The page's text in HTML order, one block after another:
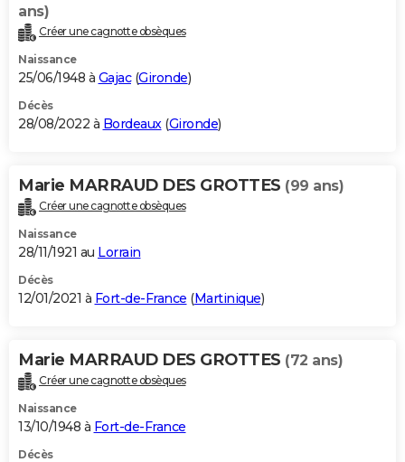
ans)
Créer une cagnotte obsèques
Naissance
25/06/1948 à Gajac(Gironde)
Décès
28/08/2022 à Bordeaux(Gironde)
Marie MARRAUD DES GROTTES (99 ans)
Créer une cagnotte obsèques
Naissance
28/11/1921 au Lorrain
Décès
12/01/2021 à Fort-de-France (Martinique)
Marie MARRAUD DES GROTTES (72 ans)
Créer une cagnotte obsèques
Naissance
13/10/1948 à Fort-de-France
Décès